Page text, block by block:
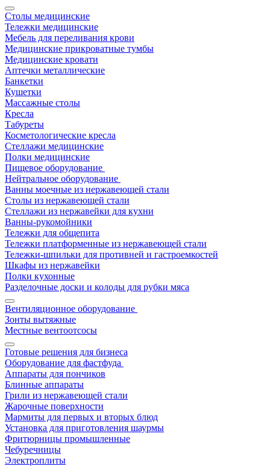
Столы медицинские
Тележки медицинские
Мебель для переливания крови
Медицинские прикроватные тумбы
Медицинские кровати
Аптечки металлические
Банкетки
Кушетки
Массажные столы
Кресла
Табуреты
Косметологические кресла
Стеллажи медицинские
Полки медицинские
Пищевое оборудование
Нейтральное оборудование
Ванны моечные из нержавеющей стали
Столы из нержавеющей стали
Стеллажи из нержавейки для кухни
Ванны-рукомойники
Тележки для общепита
Тележки платформенные из нержавеющей стали
Тележки-шпильки для противней и гастроемкостей
Шкафы из нержавейки
Полки кухонные
Разделочные доски и колоды для рубки мяса
Вентиляционное оборудование
Зонты вытяжные
Местные вентоотсосы
Готовые решения для бизнеса
Оборудование для фастфуда
Аппараты для пончиков
Блинные аппараты
Грили из нержавеющей стали
Жарочные поверхности
Мармиты для первых и вторых блюд
Установка для приготовления шаурмы
Фритюрницы промышленные
Чебуречницы
Электроплиты